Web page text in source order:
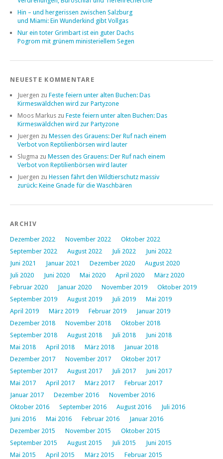
Hin – und hergerissen zwischen Salzburg
und Miami: Ein Wunderkind gibt Vollgas
Nur ein toter Grimbart ist ein guter Dachs
Pogrom mit grünem ministeriellem Segen
NEUESTE KOMMENTARE
Juergen zu Feste feiern unter alten Buchen: Das
Kirmeswäldchen wird zur Partyzone
Moos Markus zu Feste feiern unter alten Buchen: Das
Kirmeswäldchen wird zur Partyzone
Juergen zu Messen des Grauens: Der Ruf nach einem
Verbot von Reptilienbörsen wird lauter
Slugma zu Messen des Grauens: Der Ruf nach einem
Verbot von Reptilienbörsen wird lauter
Juergen zu Hessen fährt den Wildtierschutz massiv
zurück: Keine Gnade für die Waschbären
ARCHIV
Dezember 2022 November 2022
Oktober 2022
September 2022
August 2022 Juli 2022
Juni 2022
Juni 2021
Januar 2021 Dezember 2020
August 2020
Juli 2020
Juni 2020 Mai 2020 April 2020
März 2020
Februar 2020
Januar 2020 November 2019
Oktober 2019
September 2019
August 2019 Juli 2019
Mai 2019
April 2019
März 2019 Februar 2019
Januar 2019
Dezember 2018
November 2018
Oktober 2018
September 2018
August 2018 Juli 2018
Juni 2018
Mai 2018
April 2018 März 2018
Januar 2018
Dezember 2017
November 2017
Oktober 2017
September 2017
August 2017 Juli 2017
Juni 2017
Mai 2017
April 2017 März 2017
Februar 2017
Januar 2017
Dezember 2016
November 2016
Oktober 2016
September 2016 August 2016
Juli 2016
Juni 2016
Mai 2016 Februar 2016
Januar 2016
Dezember 2015
November 2015
Oktober 2015
September 2015
August 2015 Juli 2015
Juni 2015
Mai 2015
April 2015 März 2015
Februar 2015